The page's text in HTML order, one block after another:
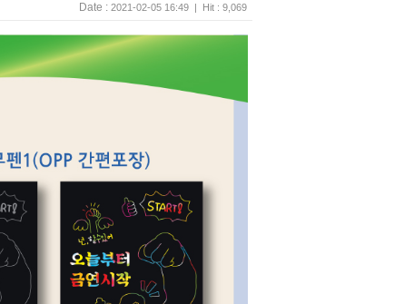
Date : 2021-02-05 16:49 | Hit : 9,069